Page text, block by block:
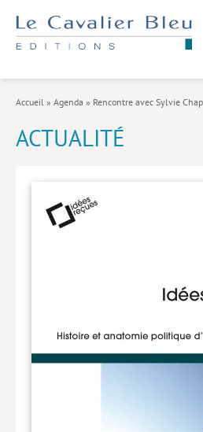
Nature et
Religions
Sciences
Index général
Accueil » Agenda » Rencontre avec Sylvie
ACTUALITÉ